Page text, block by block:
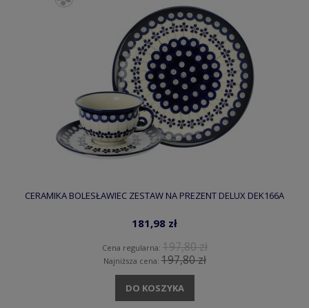
CERAMIKA BOLESŁAWIEC ZESTAW NA PREZENT DELUX DEK166A
181,98 zł
Cena regularna: 197,80 zł
Najniższa cena:197,80 zł
DO KOSZYKA